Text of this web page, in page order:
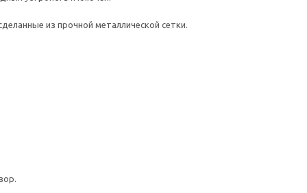
из прочной металлической сетки.